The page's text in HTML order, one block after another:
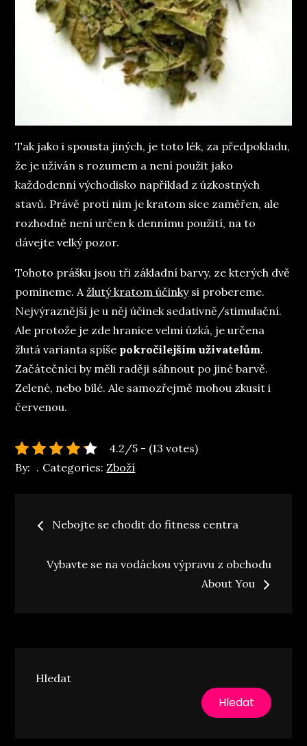
Tak jako i spousta jiných, je toto lék, za předpokladu,
že je užíván s rozumem a není použit jako
každodenní východisko například z úzkostných
stavů. Právě proti nim je kratom sice zaměřen, ale
rozhodně není určen k dennímu použití, na to
dávejte velký pozor.
Tohoto prášku jsou tři základní barvy, ze kterých dvě
pomineme. A žlutý kratom účinkysi probereme.
Nejvýraznější je u něj účinek sedativně/stimulační.
Ale protože je zde hranice velmi úzká, je určena
žlutá varianta spíše pokročilejším uživatelům.
Začátečníci by měli raději sáhnout po jiné barvě.
Zelené, nebo bílé. Ale samozřejmě mohou zkusit i
červenou.
4.2/5 - (13 votes)
By:
Categories: Zboží
Navigace
pro
Nebojte se chodit do fitness centra
Vybavte se na vodáckou výpravu z obchodu
About You
Hledat
Hledat